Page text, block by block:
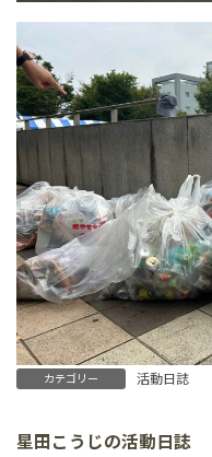
カテゴリー 活動日誌
星田こうじの活動日誌